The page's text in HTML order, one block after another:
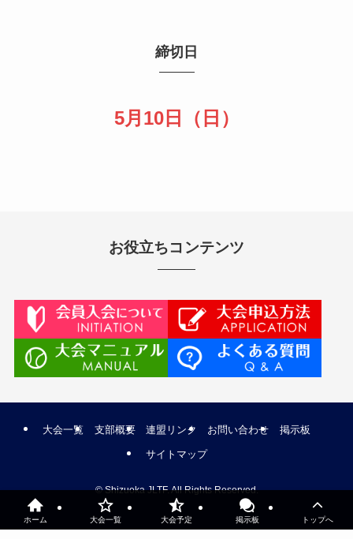
締切日
5月10日（日）
お役立ちコンテンツ
大会一覧 支部概要 連盟リンク お問い合わせ 掲示板
サイトマップ
©Shizuoka JLTF. All Rights Reserved.
ホーム 大会一覧 大会予定 掲示板 トップへ